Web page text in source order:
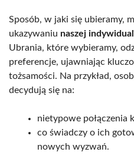
Sposób, w jaki się ubieramy,
ukazywaniu naszej
Ubrania, które wybieramy,
preferencje, ujawniając
tożsamości. Na przykład,
decydują się na:
nietypowe połączenia
co świadczy o ich
nowych wyzwań.